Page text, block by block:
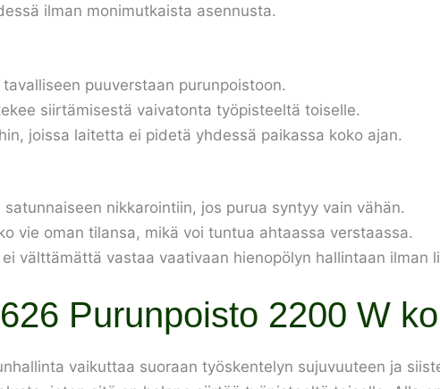
ilman monimutkaista asennusta.
puuverstaan purunpoistoon.
siirtämisestä vaivatonta työpisteeltä toiselle.
joissa laitetta ei pidetä yhdessä paikassa koko ajan.
nikkarointiin, jos purua syntyy vain vähän.
vie oman tilansa, mikä voi tuntua ahtaassa verstaassa.
välttämättä vastaa vaativaan hienopölyn hallintaan ilman
Purunpoisto 2200 W
vaikuttaa suoraan työskentelyn sujuvuuteen ja